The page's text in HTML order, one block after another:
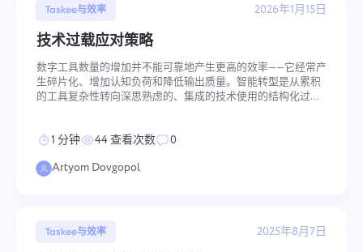
Deutsch
Español
Taskee与效率 2026年1月15日
技术过载应对策略
数字工具数量的增加并不能可靠地产生更高的效率——它经常产
生碎片化、增加认知负荷和降低输出质量。智能转型是从累积
的工具复杂性转向深思熟虑的、集成的技术使用的结构化过
过多的数字工具降低专注度、引起超负荷并增加时间浪费 智能
1 分钟 44 查看次数
0
Artyom Dovgopol
Taskee与效率 2025年8月7日
跟踪时间
追踪任务时间，监控同事，并手动添加时间
创建任务，与同事合作完成任务并在完成后关闭